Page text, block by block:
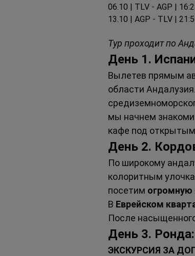
06.10 | TLV - AGP |
13.10 | AGP - TLV |
Тур проходит по
День 1.
Вылетев прямым
области
мы начнем
кафе под
День 2.
По широкому
колоритным
посетим огромную
В Еврейском
После
День 3.
ЭКСКУРСИЯ ЗА